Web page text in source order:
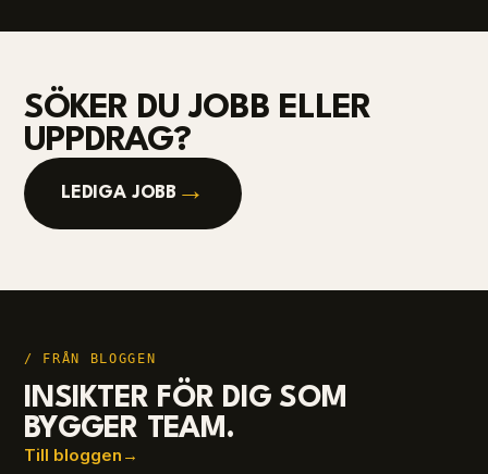
SÖKER DU JOBB ELLER
UPPDRAG?
LEDIGA JOBB →
/ FRÅN BLOGGEN
INSIKTER FÖR DIG SOM
BYGGER TEAM.
Till bloggen →